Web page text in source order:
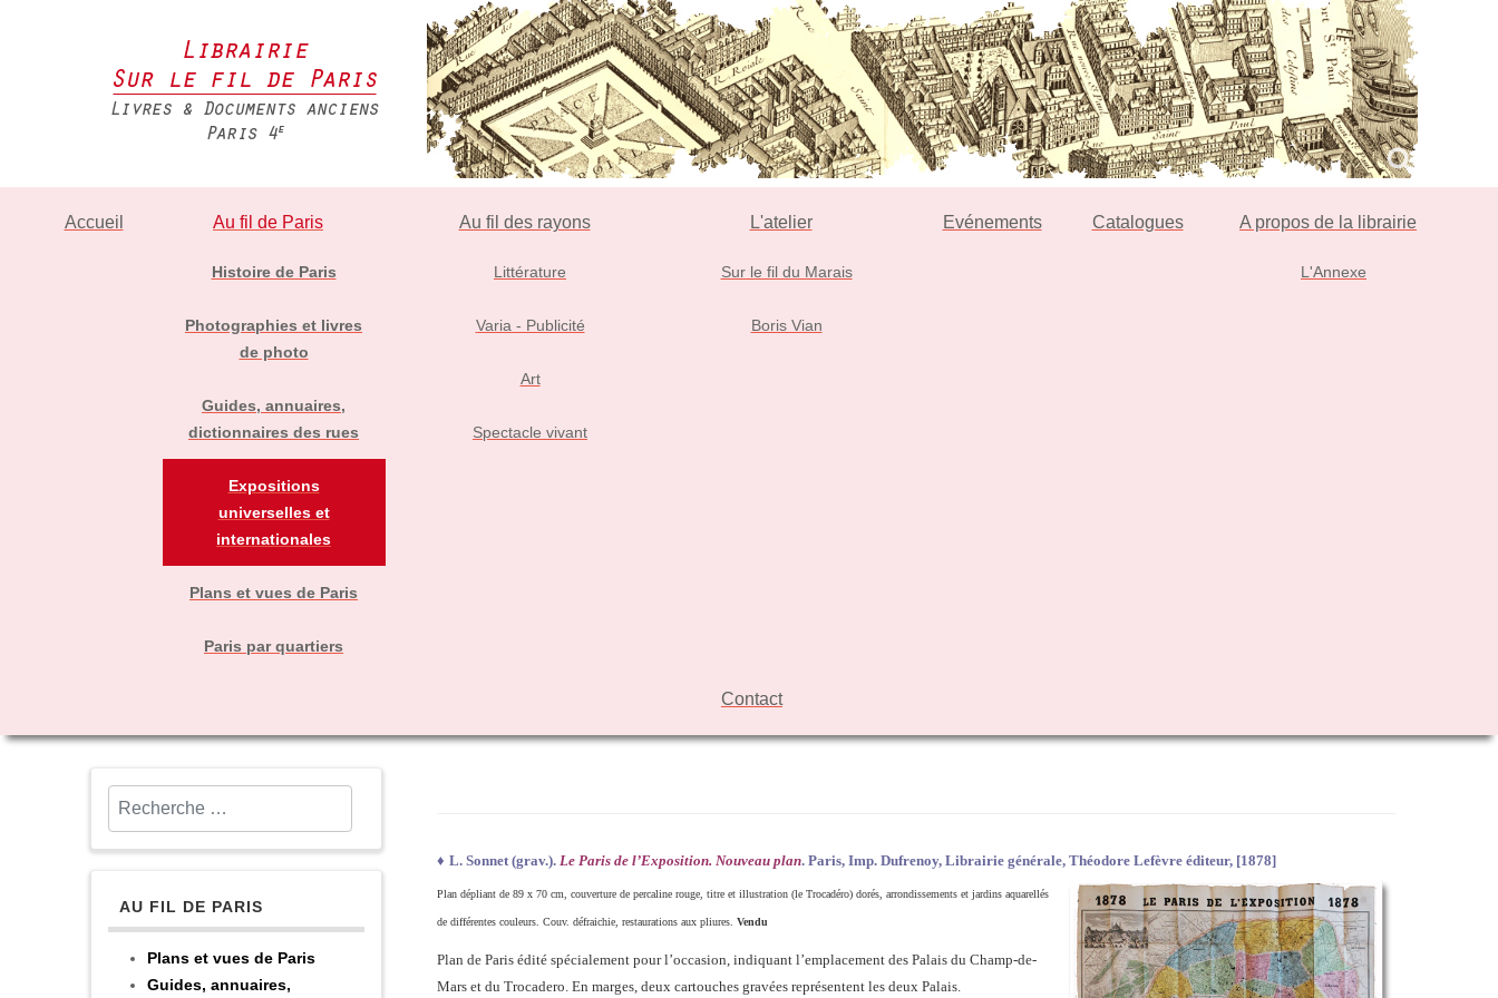
Accueil Au fil de Paris
Histoire de Paris
Photographies et livres
de photo
Guides, annuaires,
dictionnaires des rues
Expositions
universelles et
internationales
Plans et vues de Paris
Paris par quartiers
Au fil des rayons
Littérature
Varia - Publicité
Art
Spectacle vivant
L'atelier
Sur le fil du Marais
Boris Vian
Evénements Catalogues A propos de la librairie
L'Annexe
Contact
Rechercher
AU FIL DE PARIS
Plans et vues de Paris
Guides, annuaires,
♦ L. Sonnet(grav.). Le Paris de l’Exposition. Nouveau plan. Paris, Imp. Dufrenoy, Librairie générale, Théodore Lefèvre éditeur, [1878]
Plan dépliant de 89 x 70 cm, couverture de percaline rouge, titre et illustration (le Trocadéro) dorés, arrondissements et jardins aquarellés
de différentes couleurs. Couv. défraichie, restaurations aux pliures. Vendu
Plan de Paris édité spécialement pour l’occasion, indiquant l’emplacement des Palais du Champ-de-
Mars et du Trocadero. En marges, deux cartouches gravées représentent les deux Palais.